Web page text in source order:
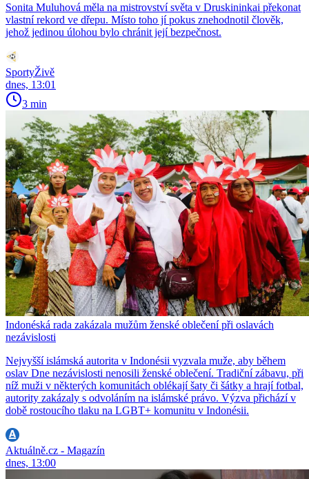
Sonita Muluhová měla na mistrovství světa v Druskininkai překonat
vlastní rekord ve dřepu. Místo toho jí pokus znehodnotil člověk,
jehož jedinou úlohou bylo chránit její bezpečnost.
SportyŽivě
dnes, 13:01
3 min
Indonéská rada zakázala mužům ženské oblečení při oslavách
nezávislosti
Nejvyšší islámská autorita v Indonésii vyzvala muže, aby během
oslav Dne nezávislosti nenosili ženské oblečení. Tradiční zábavu, při
níž muži v některých komunitách oblékají šaty či šátky a hrají fotbal,
autority zakázaly s odvoláním na islámské právo. Výzva přichází v
době rostoucího tlaku na LGBT+ komunitu v Indonésii.
Aktuálně.cz - Magazín
dnes, 13:00